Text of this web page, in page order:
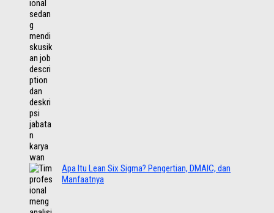
Apa Itu Lean Six Sigma? Pengertian, DMAIC, dan
Manfaatnya